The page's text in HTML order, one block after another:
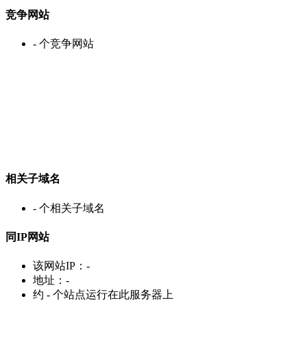
竞争网站
- 个竞争网站
相关子域名
- 个相关子域名
同IP网站
该网站IP： -
地址： -
约 - 个站点运行在此服务器上